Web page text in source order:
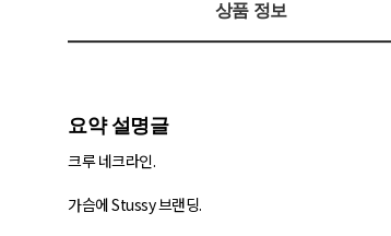
상품 정보
요약 설명글
크루 네크라인.
가슴에 Stussy 브랜딩.